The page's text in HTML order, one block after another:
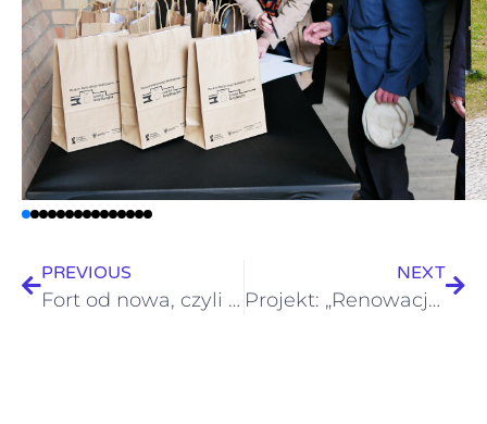
PREVIOUS
Fort od nowa, czyli nowa, druga ścieżka w Muzeum Martyrologii Wielkopolan
NEXT
Projekt: „Renowacja i adaptacja Fortu VII w Poznaniu dla zachowania dziedzictwa kulturowego” w mediach